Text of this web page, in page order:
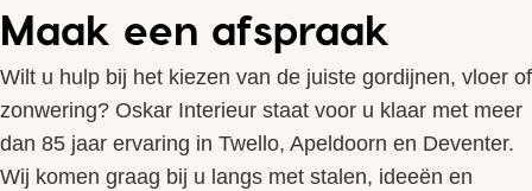
Maak een afspraak
Wilt u hulp bij het kiezen van de juiste gordijnen, vloer of
zonwering? Oskar Interieur staat voor u klaar met meer
dan 85 jaar ervaring in Twello, Apeldoorn en Deventer.
Wij komen graag bij u langs met stalen, ideeën en